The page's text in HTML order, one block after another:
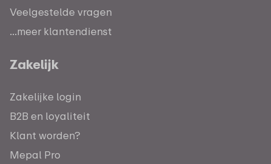
Veelgestelde vragen
...meer klantendienst
Zakelijk
Zakelijke login
B2B en loyaliteit
Klant worden?
Mepal Pro